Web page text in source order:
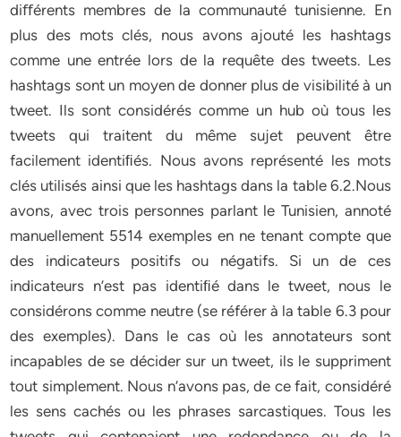
diﬀérents membres de la communauté tunisienne. En
plus des mots clés, nous avons ajouté les hashtags
comme une entrée lors de la requête des tweets. Les
hashtags sont un moyen de donner plus de visibilité à un
tweet. Ils sont considérés comme un hub où tous les
tweets qui traitent du même sujet peuvent être
facilement identiﬁés. Nous avons représenté les mots
clés utilisés ainsi que les hashtags dans la table 6.2.Nous
avons, avec trois personnes parlant le Tunisien, annoté
manuellement 5514 exemples en ne tenant compte que
des indicateurs positifs ou négatifs. Si un de ces
indicateurs n’est pas identiﬁé dans le tweet, nous le
considérons comme neutre (se référer à la table 6.3 pour
des exemples). Dans le cas où les annotateurs sont
incapables de se décider sur un tweet, ils le suppriment
tout simplement. Nous n’avons pas, de ce fait, considéré
les sens cachés ou les phrases sarcastiques. Tous les